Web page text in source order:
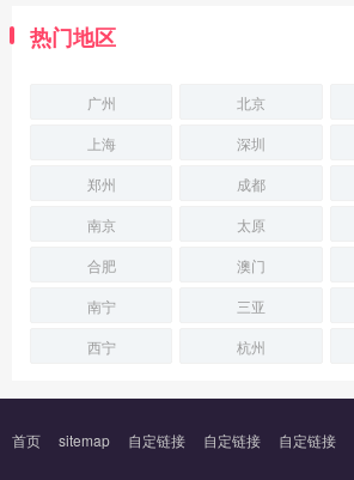
热门地区
广州 北京
上海
深圳
郑州
成都
南京
太原
合肥
澳门
南宁
三亚
西宁
杭州
首页 sitemap 自定链接 自定链接 自定链接